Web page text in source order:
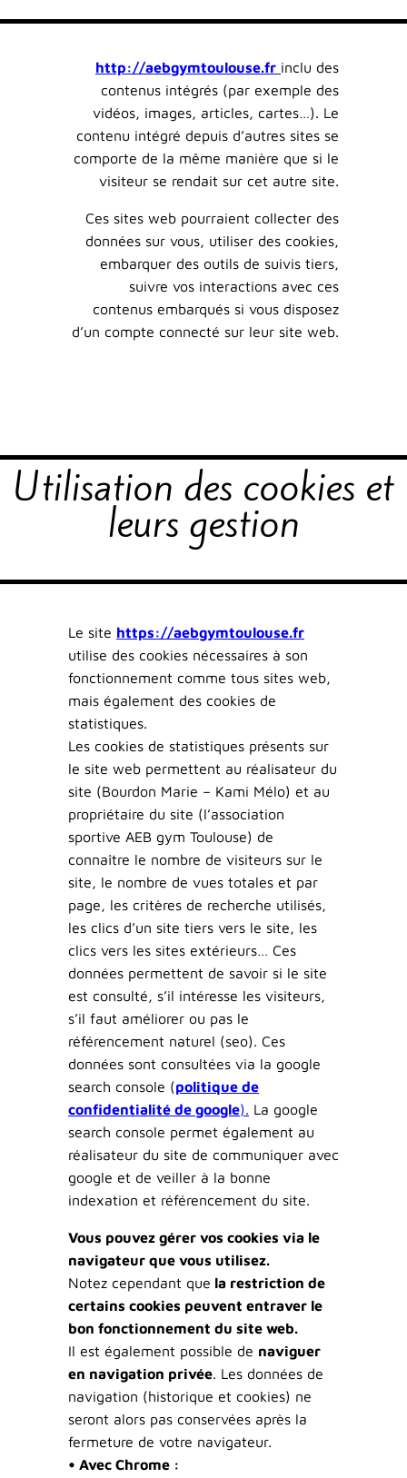
http://aebgymtoulouse.fr inclu des
contenus intégrés (par exemple des
vidéos, images, articles, cartes…). Le
contenu intégré depuis d’autres sites se
comporte de la même manière que si le
visiteur se rendait sur cet autre site.
Ces sites web pourraient collecter des
données sur vous, utiliser des cookies,
embarquer des outils de suivis tiers,
suivre vos interactions avec ces
contenus embarqués si vous disposez
d’un compte connecté sur leur site web.
Utilisation des cookies et
leurs gestion
Le site https://aebgymtoulouse.fr
utilise des cookies nécessaires à son
fonctionnement comme tous sites web,
mais également des cookies de
statistiques.
Les cookies de statistiques présents sur
le site web permettent au réalisateur du
site (Bourdon Marie – Kami Mélo) et au
propriétaire du site (l’association
sportive AEB gym Toulouse) de
connaître le nombre de visiteurs sur le
site, le nombre de vues totales et par
page, les critères de recherche utilisés,
les clics d’un site tiers vers le site, les
clics vers les sites extérieurs… Ces
données permettent de savoir si le site
est consulté, s’il intéresse les visiteurs,
s’il faut améliorer ou pas le
référencement naturel (seo). Ces
données sont consultées via la google
search console (politique de
confidentialité de google). La google
search console permet également au
réalisateur du site de communiquer avec
google et de veiller à la bonne
indexation et référencement du site.
Vous pouvez gérer vos cookies via le
navigateur que vous utilisez.
Notez cependant que la restriction de
certains cookies peuvent entraver le
bon fonctionnement du site web.
Il est également possible de naviguer
en navigation privée. Les données de
navigation (historique et cookies) ne
seront alors pas conservées après la
fermeture de votre navigateur.
• Avec Chrome :